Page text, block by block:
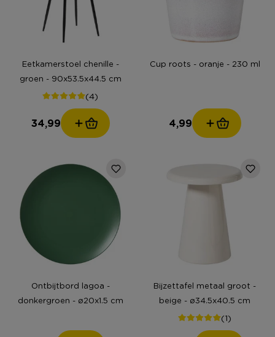
Eetkamerstoel chenille -
groen - 90x53.5x44.5 cm
(4)
34,99
Cup roots - oranje - 230 ml
4,99
Ontbijtbord lagoa -
donkergroen - ø20x1.5 cm
Bijzettafel metaal groot -
beige - ø34.5x40.5 cm
(1)